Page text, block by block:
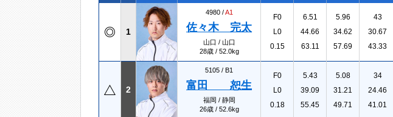
1
4980 /A1
佐々木 完太
山口 / 山口
28歳 / 52.0kg
F0
L0
0.15
6.51
44.66
63.11
5.96
34.62
57.69
43
30.67
43.33
2
5105 / B1
富田 恕生
福岡 / 静岡
26歳 / 52.6kg
F0
L0
0.18
5.43
39.09
55.45
5.08
31.21
49.71
34
24.46
41.01